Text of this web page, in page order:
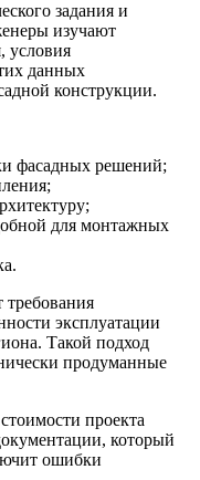
задания и
изучают
условия
данных
конструкции.
фасадных решений;
для монтажных
эксплуатации
Такой подход
продуманные
проекта
который
ошибки